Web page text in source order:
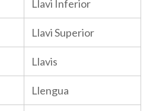
Llavi Inferior
Llavi Superior
Llavis
Llengua